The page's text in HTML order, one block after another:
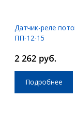
Датчик-реле
ПП-12-15
2 262 руб.
Подробнее